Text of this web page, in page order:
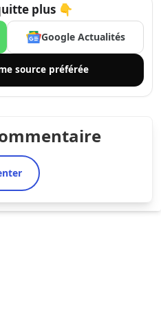
plus 👇
Google Actualités
source préférée